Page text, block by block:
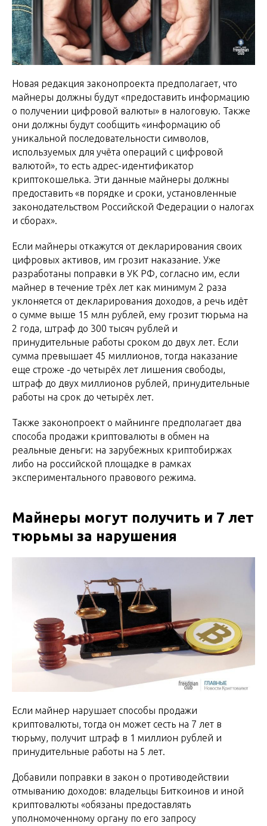
Новая редакция законопроекта предполагает, что
майнеры должны будут «предоставить информацию
о получении цифровой валюты» в налоговую. Также
они должны будут сообщить «информацию об
уникальной последовательности символов,
используемых для учёта операций с цифровой
валютой», то есть адрес-идентификатор
криптокошелька. Эти данные майнеры должны
предоставить «в порядке и сроки, установленные
законодательством Российской Федерации о налогах
и сборах».
Если майнеры откажутся от декларирования своих
цифровых активов, им грозит наказание. Уже
разработаны поправки в УК РФ, согласно им, если
майнер в течение трёх лет как минимум 2 раза
уклоняется от декларирования доходов, а речь идёт
о сумме выше 15 млн рублей, ему грозит тюрьма на
2 года, штраф до 300 тысяч рублей и
принудительные работы сроком до двух лет. Если
сумма превышает 45 миллионов, тогда наказание
еще строже -до четырёх лет лишения свободы,
штраф до двух миллионов рублей, принудительные
работы на срок до четырёх лет.
Также законопроект о майнинге предполагает два
способа продажи криптовалюты в обмен на
реальные деньги: на зарубежных криптобиржах
либо на российской площадке в рамках
экспериментального правового режима.
Майнеры могут получить и 7 лет
тюрьмы за нарушения
Если майнер нарушает способы продажи
криптовалюты, тогда он может сесть на 7 лет в
тюрьму, получит штраф в 1 миллион рублей и
принудительные работы на 5 лет.
Добавили поправки в закон о противодействии
отмыванию доходов: владельцы Биткоинов и иной
криптовалюты «обязаны предоставлять
уполномоченному органу по его запросу